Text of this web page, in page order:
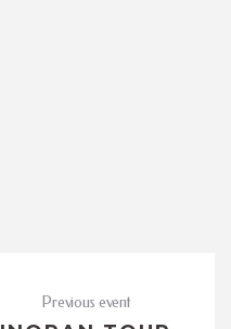
Previous event